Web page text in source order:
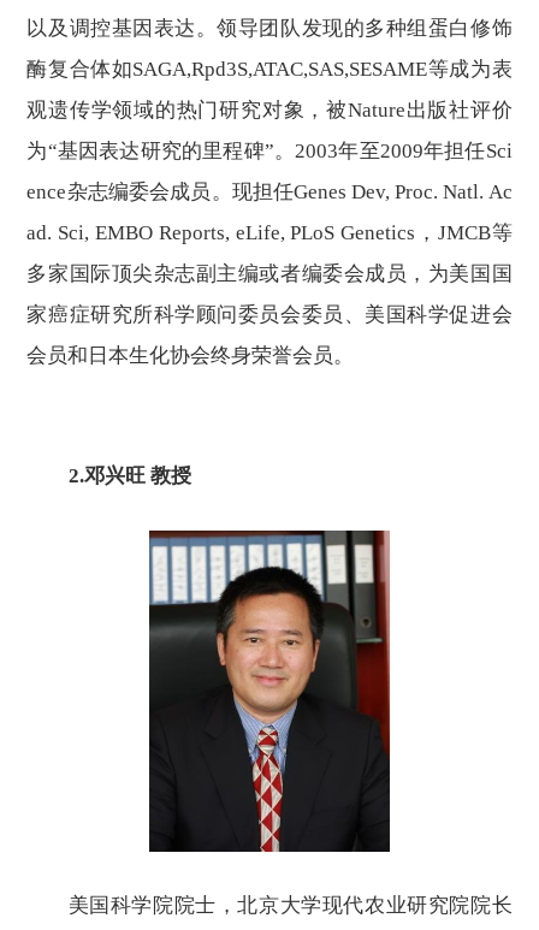
以及调控基因表达。领导团队发现的多种组蛋白修饰
酶复合体如SAGA,Rpd3S,ATAC,SAS,SESAME等成为表
观遗传学领域的热门研究对象，被Nature出版社评价
为“基因表达研究的里程碑”。2003年至2009年担任Sci
ence杂志编委会成员。现担任Genes Dev, Proc. Natl. Ac
ad. Sci, EMBO Reports, eLife, PLoS Genetics，JMCB等
多家国际顶尖杂志副主编或者编委会成员，为美国国
家癌症研究所科学顾问委员会委员、美国科学促进会
会员和日本生化协会终身荣誉会员。
2.邓兴旺 教授
美国科学院院士，北京大学现代农业研究院院长